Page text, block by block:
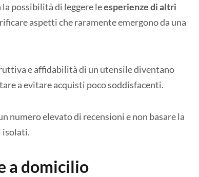
possibilità di leggere leesperienze di altri
aspetti che raramente emergono da una
e affidabilità di un utensile diventano
a evitare acquisti poco soddisfacenti.
numero elevato di recensioni e non basare la
isolati.
a domicilio